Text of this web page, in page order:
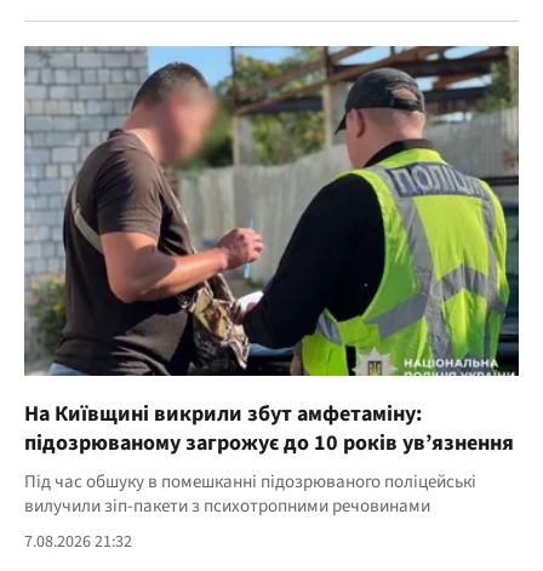
На Київщині викрили збут амфетаміну:
підозрюваному загрожує до 10 років ув’язнення
Під час обшуку в помешканні підозрюваного поліцейські
вилучили зіп-пакети з психотропними речовинами
7.08.2026 21:32